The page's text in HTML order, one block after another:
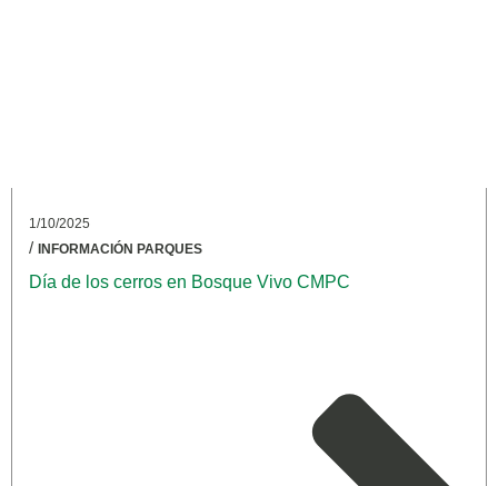
1/10/2025
/ INFORMACIÓN PARQUES
Día de los cerros en Bosque Vivo CMPC